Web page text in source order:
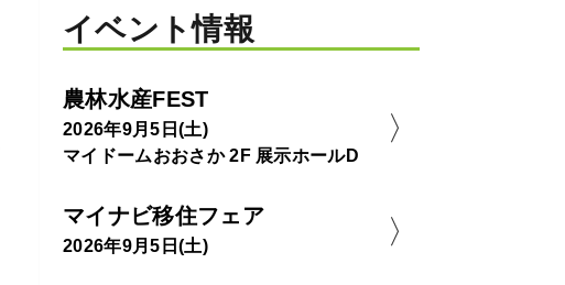
イベント情報
農林水産FEST
2026年9月5日(土)
マイドームおおさか 2F 展示ホールD
マイナビ移住フェア
2026年9月5日(土)